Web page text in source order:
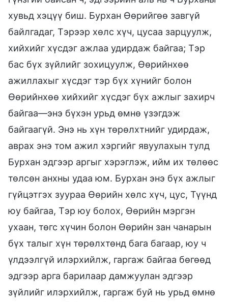
хувьд хэцүү биш. Бурхан Өөрийгөө завгүй
байлгадаг, Тэрээр хөлс хүч, цусаа зарцуулж,
хийхийг хүсдэг ажлаа удирдаж байгаа; Тэр
бас бүх зүйлийг зохицуулж, Өөрийнхөө
ажиллахыг хүсдэг тэр бүх хүнийг болон
Өөрийнхөө хийхийг хүсдэг бүх ажлыг захирч
байгаа—энэ бүхэн урьд өмнө үзэгдэж
байгаагүй. Энэ нь хүн төрөлхтнийг удирдаж,
аврах энэ том ажил хэргийг явуулахын тулд
Бурхан эдгээр аргыг хэрэглэж, ийм их төлөөс
төлсөн анхны удаа юм. Бурхан энэ бүх ажлыг
гүйцэтгэх зуураа Өөрийн хөлс хүч, цус, Түүнд
юу байгаа, Тэр юу болох, Өөрийн мэргэн
ухаан, төгс хүчин болон Өөрийн зан чанарын
бүх талыг хүн төрөлхтөнд бага багаар, юу ч
үлдээлгүй илэрхийлж, гаргаж байгаа бөгөөд
эдгээр арга барилаар дамжуулан эдгээр
зүйлийг илэрхийлж, гаргаж буй нь урьд өмнө